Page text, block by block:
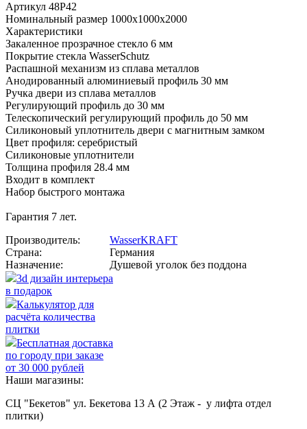
Артикул 48P42
Номинальный размер 1000х1000х2000
Характеристики
Закаленное прозрачное стекло 6 мм
Покрытие стекла WasserSchutz
Распашной механизм из сплава металлов
Анодированный алюминиевый профиль 30 мм
Ручка двери из сплава металлов
Регулирующий профиль до 30 мм
Телескопический регулирующий профиль до 50 мм
Силиконовый уплотнитель двери с магнитным замком
Цвет профиля: серебристый
Силиконовые уплотнители
Толщина профиля 28.4 мм
Входит в комплект
Набор быстрого монтажа
Гарантия 7 лет.
Производитель:
WasserKRAFT
Страна:
Германия
Назначение:
Душевой уголок без поддона
3d дизайн интерьера
в подарок
Калькулятор для
расчёта количества
плитки
Бесплатная доставка
по городу при заказе
от 30 000 рублей
Наши магазины:
СЦ "Бекетов" ул. Бекетова 13 А (2 Этаж - у лифта отдел
плитки)